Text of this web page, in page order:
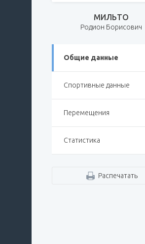
МИЛЬТО
Родион Борисович
Общие данные
Спортивные данные
Перемещения
Статистика
Распечатать